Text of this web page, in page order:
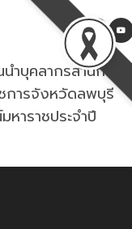
คลากรสำนักงาน
การจังหวัดลพบุรี
าราชประจำปี